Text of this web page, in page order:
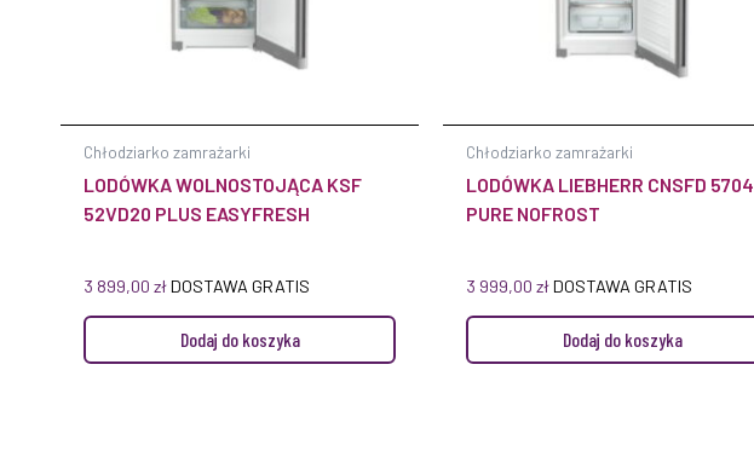
Chłodziarko zamrażarki
LODÓWKA WOLNOSTOJĄCA KSF
52VD20 PLUS EASYFRESH
3 899,00złDOSTAWA GRATIS
Dodaj do koszyka
Chłodziarko zamrażarki
LODÓWKA LIEBHERR CNSFD 5704
PURE NOFROST
3 999,00złDOSTAWA GRATIS
Dodaj do koszyka